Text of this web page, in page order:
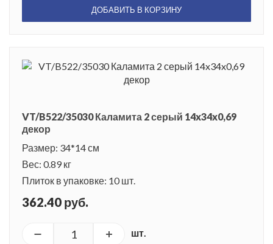
ДОБАВИТЬ В КОРЗИНУ
VT/B522/35030 Каламита 2 серый 14x34x0,69
декор
Размер: 34*14 см
Вес: 0.89 кг
Плиток в упаковке: 10 шт.
362.40 руб.
шт.